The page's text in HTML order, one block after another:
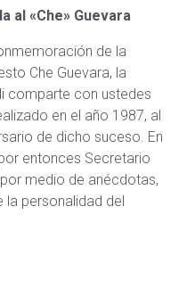
al «Che» Guevara
de la
Che Guevara, la
comparte con ustedes
en el año 1987, al
de dicho suceso. En
entonces Secretario
por medio de anécdotas,
la personalidad del